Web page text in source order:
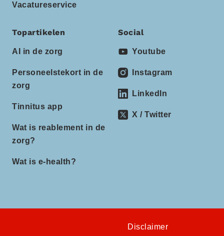
Vacatureservice
Topartikelen
AI in de zorg
Personeelstekort in de
zorg
Tinnitus app
Wat is reablement in de
zorg?
Wat is e-health?
Social
Youtube
Instagram
LinkedIn
X / Twitter
Disclaimer